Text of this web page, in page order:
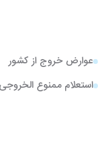
عوارض خروج از کشور
استعلام ممنوع